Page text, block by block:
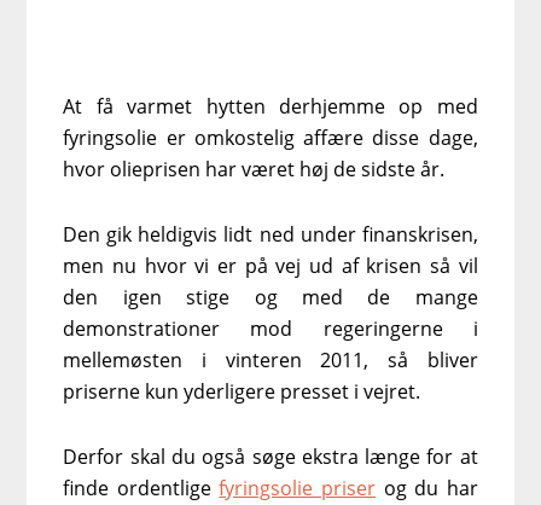
At få varmet hytten derhjemme op med
fyringsolie er omkostelig affære disse dage,
hvor olieprisen har været høj de sidste år.
Den gik heldigvis lidt ned under finanskrisen,
men nu hvor vi er på vej ud af krisen så vil
den igen stige og med de mange
demonstrationer mod regeringerne i
mellemøsten i vinteren 2011, så bliver
priserne kun yderligere presset i vejret.
Derfor skal du også søge ekstra længe for at
finde ordentligefyringsolie priser og du har